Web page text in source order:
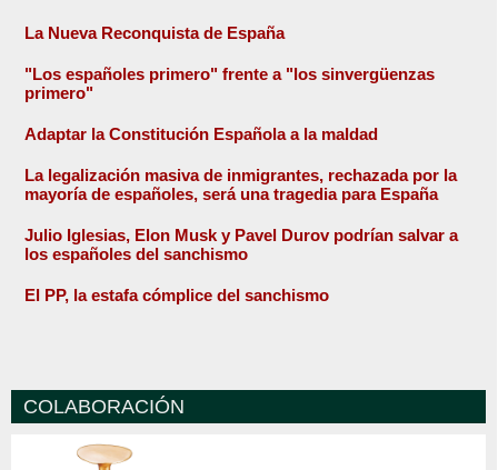
La Nueva Reconquista de España
"Los españoles primero" frente a "los sinvergüenzas
primero"
Adaptar la Constitución Española a la maldad
La legalización masiva de inmigrantes, rechazada por la
mayoría de españoles, será una tragedia para España
Julio Iglesias, Elon Musk y Pavel Durov podrían salvar a
los españoles del sanchismo
El PP, la estafa cómplice del sanchismo
COLABORACIÓN